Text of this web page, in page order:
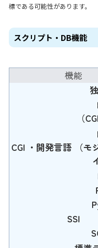
標である可能性があります。
スクリプト・DB機能
機能
CGI ・開発言語
（
（
SSI